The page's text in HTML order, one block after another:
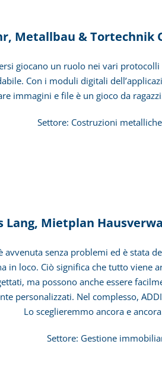
Metallbau & Tortechnik
giocano un ruolo nei vari
Con i moduli digitali
immagini e file è un gioco da
metalliche
Lang, Mietplan
avvenuta senza problemi ed è
in loco. Ciò significa che tutto
ma possono anche essere
personalizzati. Nel complesso,
Lo sceglieremmo ancora e